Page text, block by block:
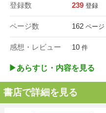
登録数 239 登録
ページ数 162 ページ
感想・レビュー 10 件
▶︎あらすじ・内容を見る
書店で詳細を見る